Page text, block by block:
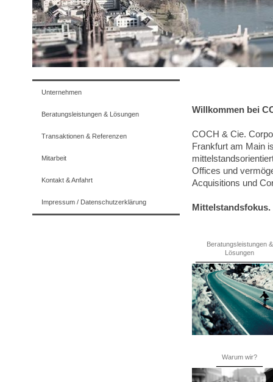
Willkommen bei
COCH & Cie.
Frankfurt am Main
Offices und
Acquisitions und
Beratungsleistungen &
Lösungen
Warum wir?
Unternehmen
Beratungsleistungen & Lösungen
Transaktionen & Referenzen
Mitarbeit
Kontakt & Anfahrt
Impressum / Datenschutzerklärung